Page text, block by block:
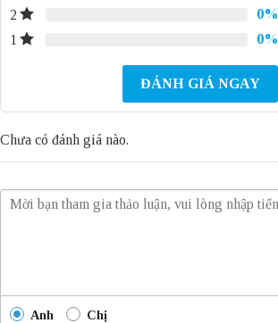
2
0%
1
0%
ĐÁNH GIÁ NGAY
Chưa có đánh giá nào.
Anh Chị